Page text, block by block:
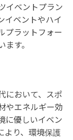
イベントプラン
イベントやハイ
プラットフォー
す。
において、スポ
やエネルギー効
に優しいイベン
より、環境保護